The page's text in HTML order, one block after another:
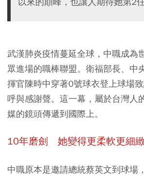
武漢肺炎疫情蔓延全球，中職成為
眾進場的職棒聯盟。衛福部長、中
揮官陳時中穿著0號球衣登上球場
呼與感謝聲。這一幕，屬於台灣人
媒的鏡頭傳遞到國際上。
10年磨劍 她變得更柔軟更細緻
中職原本是邀請總統蔡英文到球場